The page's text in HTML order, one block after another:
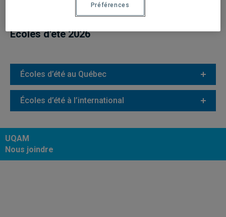
Écoles d'été 2026
Écoles d’été au Québec
Écoles d’été à l’international
UQAM
Nous joindre
Préférences